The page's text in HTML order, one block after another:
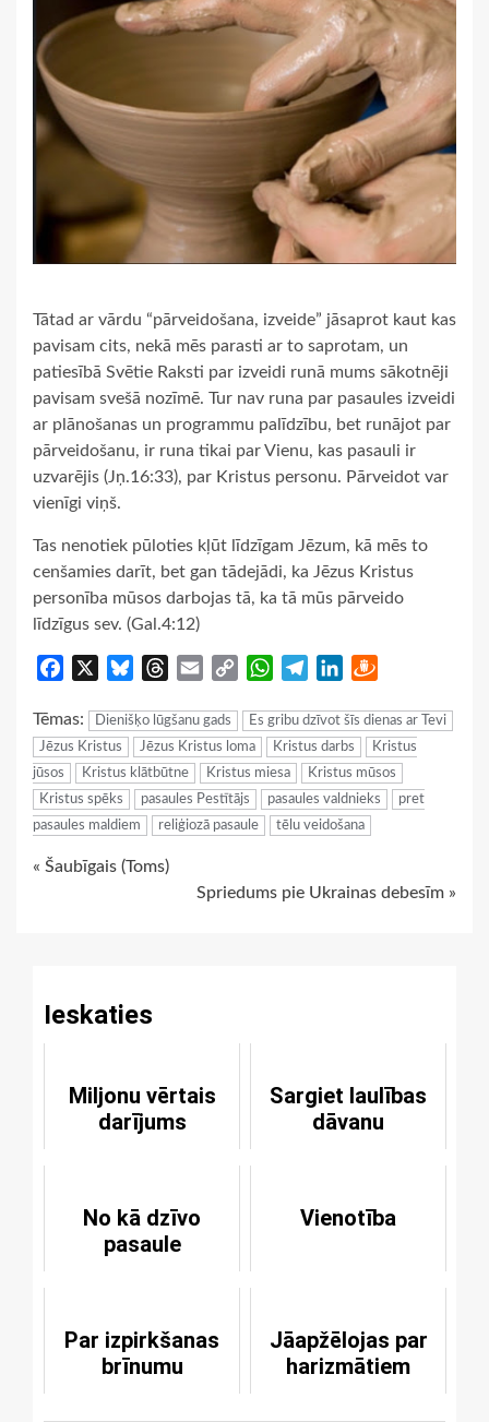
Tātad ar vārdu “pārveidošana, izveide” jāsaprot kaut kas
pavisam cits, nekā mēs parasti ar to saprotam, un
patiesībā Svētie Raksti par izveidi runā mums sākotnēji
pavisam svešā nozīmē. Tur nav runa par pasaules izveidi
ar plānošanas un programmu palīdzību, bet runājot par
pārveidošanu, ir runa tikai par Vienu, kas pasauli ir
uzvarējis (Jņ.16:33), par Kristus personu. Pārveidot var
vienīgi viņš.
Tas nenotiek pūloties kļūt līdzīgam Jēzum, kā mēs to
cenšamies darīt, bet gan tādejādi, ka Jēzus Kristus
personība mūsos darbojas tā, ka tā mūs pārveido
līdzīgus sev. (Gal.4:12)
Facebook BlueskyThreads
Email
Copy
WhatsApp
TelegramLinkedIn
Tēmas: Dienišķo lūgšanu gads
Es gribu dzīvot šīs dienas ar Tevi
Jēzus Kristus
Jēzus Kristus loma Kristus darbs
Kristus
jūsos
Kristus klātbūtne Kristus miesa
Kristus mūsos
Kristus spēks
pasaules Pestītājs pasaules valdnieks
pret
pasaules maldiem
reliģiozā pasaule tēlu veidošana
Continue
« Šaubīgais (Toms)
Spriedums pie Ukrainas debesīm »
Ieskaties
Miljonu vērtais
darījums
Sargiet laulības
dāvanu
No kā dzīvo
pasaule
Vienotība
Par izpirkšanas
brīnumu
Jāapžēlojas par
harizmātiem